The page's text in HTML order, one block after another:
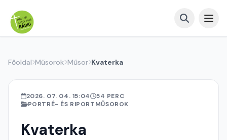
Főoldal Műsorok Műsor Kvaterka
2026. 07. 04. 15:04
54 PERC
PORTRÉ- ÉS RIPORTMŰSOROK
Kvaterka